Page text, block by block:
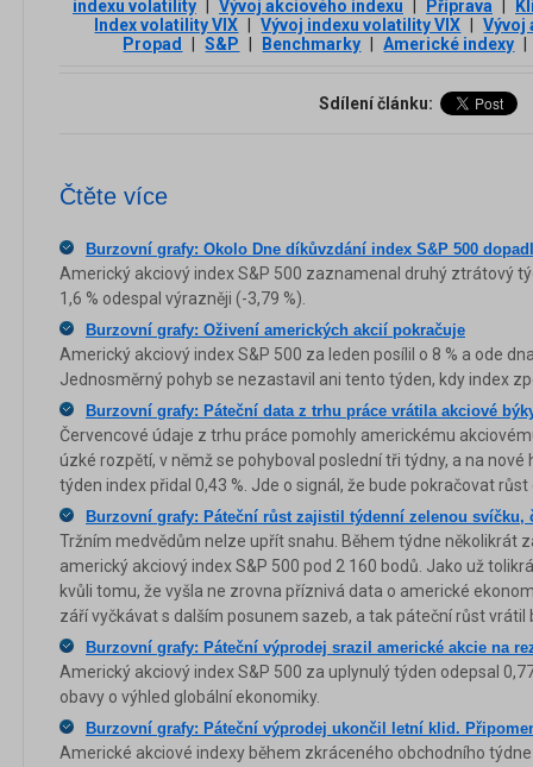
indexu volatility
Vývoj akciového indexu Příprava
Index volatility VIX
Vývoj indexu volatility VIX
Vývoj
Propad
S&P Benchmarky Americké indexy
Sdílení článku:
Čtěte více
Burzovní grafy: Okolo Dne díkůvzdání index S&P 500
Americký akciový index S&P 500 zaznamenal druhý ztrátový
1,6 % odespal výrazněji (-3,79 %).
Burzovní grafy: Oživení amerických akcií pokračuje
Americký akciový index S&P 500 za leden posílil o 8 % a ode
Jednosměrný pohyb se nezastavil ani tento týden, kdy index
Burzovní grafy: Páteční data z trhu práce vrátila akciové
Červencové údaje z trhu práce pomohly americkému
úzké rozpětí, v němž se pohyboval poslední tři týdny, a na
týden index přidal 0,43 %. Jde o signál, že bude pokračovat růst
Burzovní grafy: Páteční růst zajistil týdenní zelenou svíčku,
Tržním medvědům nelze upřít snahu. Během týdne několikrát
americký akciový index S&P 500 pod 2 160 bodů. Jako už
kvůli tomu, že vyšla ne zrovna příznivá data o americké
září vyčkávat s dalším posunem sazeb, a tak páteční růst vrátil
Burzovní grafy: Páteční výprodej srazil americké akcie na
Americký akciový index S&P 500 za uplynulý týden odepsal
obavy o výhled globální ekonomiky.
Burzovní grafy: Páteční výprodej ukončil letní klid.
Americké akciové indexy během zkráceného obchodního